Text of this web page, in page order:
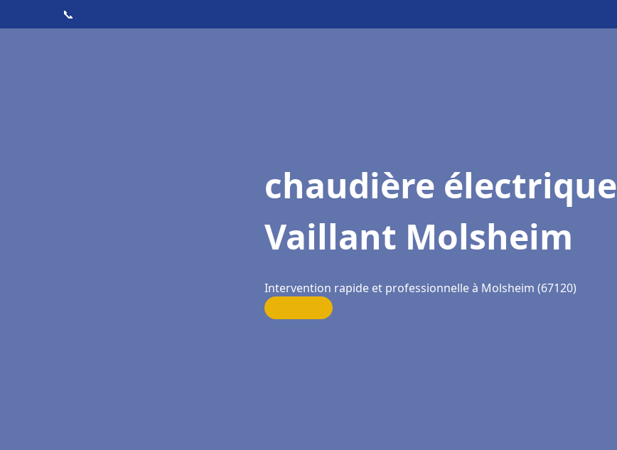
📞
chaudière électrique
Vaillant Molsheim
Intervention rapide et professionnelle à Molsheim (67120)